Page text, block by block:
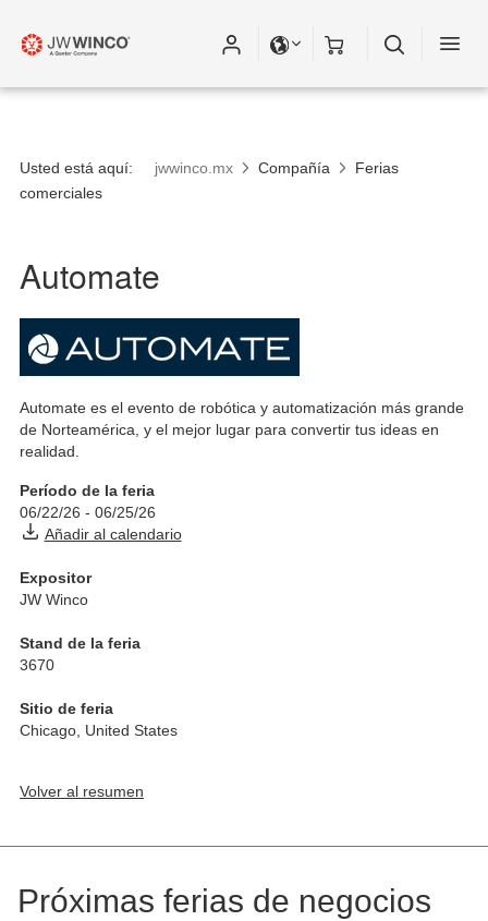
Usted está aquí: jwwinco.mx Compañía
Ferias
comerciales
Automate
Automate es el evento de robótica y automatización más grande
de Norteamérica, y el mejor lugar para convertir tus ideas en
realidad.
Período de la feria
06/22/26 - 06/25/26
Añadir al calendario
Expositor
JW Winco
Stand de la feria
3670
Sitio de feria
Chicago United States
Volver al resumen
Próximas ferias de negocios